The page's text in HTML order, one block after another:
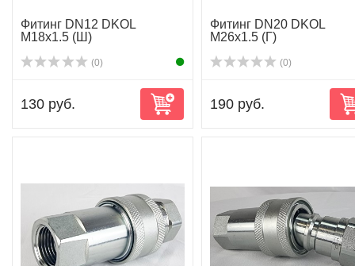
Фитинг DN12 DKOL
M18x1.5 (Ш)
(0)
130 руб.
Фитинг DN20 DKOL
M26x1.5 (Г)
(0)
190 руб.